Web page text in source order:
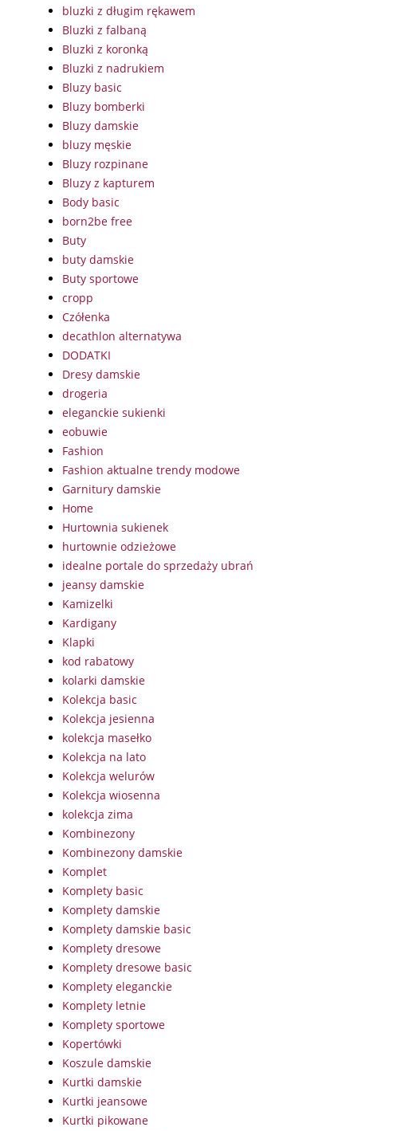
bluzki z długim rękawem
Bluzki z falbaną
Bluzki z koronką
Bluzki z nadrukiem
Bluzy basic
Bluzy bomberki
Bluzy damskie
bluzy męskie
Bluzy rozpinane
Bluzy z kapturem
Body basic
born2be free
Buty
buty damskie
Buty sportowe
cropp
Czółenka
decathlon alternatywa
DODATKI
Dresy damskie
drogeria
eleganckie sukienki
eobuwie
Fashion
Fashion aktualne trendy modowe
Garnitury damskie
Home
Hurtownia sukienek
hurtownie odzieżowe
idealne portale do sprzedaży ubrań
jeansy damskie
Kamizelki
Kardigany
Klapki
kod rabatowy
kolarki damskie
Kolekcja basic
Kolekcja jesienna
kolekcja masełko
Kolekcja na lato
Kolekcja welurów
Kolekcja wiosenna
kolekcja zima
Kombinezony
Kombinezony damskie
Komplet
Komplety basic
Komplety damskie
Komplety damskie basic
Komplety dresowe
Komplety dresowe basic
Komplety eleganckie
Komplety letnie
Komplety sportowe
Kopertówki
Koszule damskie
Kurtki damskie
Kurtki jeansowe
Kurtki pikowane